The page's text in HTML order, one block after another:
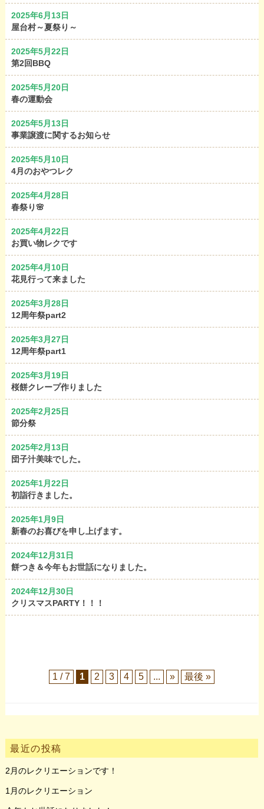
2025年6月13日
屋台村～夏祭り～
2025年5月22日
第2回BBQ
2025年5月20日
春の運動会
2025年5月13日
事業譲渡に関するお知らせ
2025年5月10日
4月のおやつレク
2025年4月28日
春祭り🌸
2025年4月22日
お買い物レクです
2025年4月10日
花見行って来ました
2025年3月28日
12周年祭part2
2025年3月27日
12周年祭part1
2025年3月19日
桜餅クレープ作りました
2025年2月25日
節分祭
2025年2月13日
団子汁美味でした。
2025年1月22日
初詣行きました。
2025年1月9日
新春のお喜びを申し上げます。
2024年12月31日
餅つき＆今年もお世話になりました。
2024年12月30日
クリスマスPARTY！！！
1 / 7 1 2 3 4 5 ... » 最後 »
最近の投稿
2月のレクリエーションです！
1月のレクリエーション